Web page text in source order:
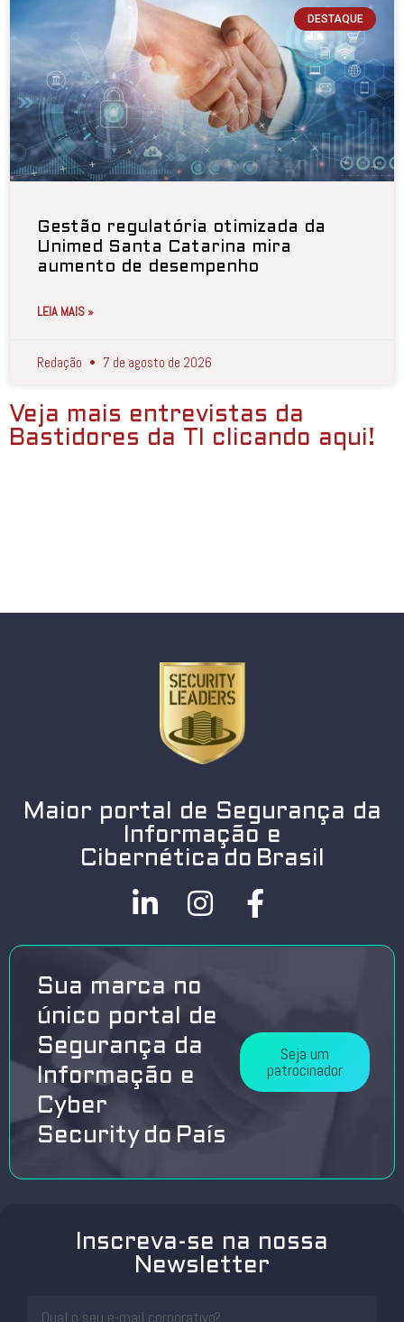
DESTAQUE
Gestão regulatória otimizada da
Unimed Santa Catarina mira
aumento de desempenho
LEIA MAIS »
Redação 7 de agosto de 2026
Veja mais entrevistas da
Bastidores da TI clicando aqui!
Maior portal de Segurança da
Informação e
Cibernética do Brasil
Sua marca no
único portal de
Segurança da
Informação e
Cyber
Security do País
Seja um
patrocinador
Inscreva-se na nossa
Newsletter